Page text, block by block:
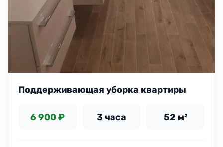
Поддерживающая уборка квартиры
6 900 ₽ 3 часа 52 м²